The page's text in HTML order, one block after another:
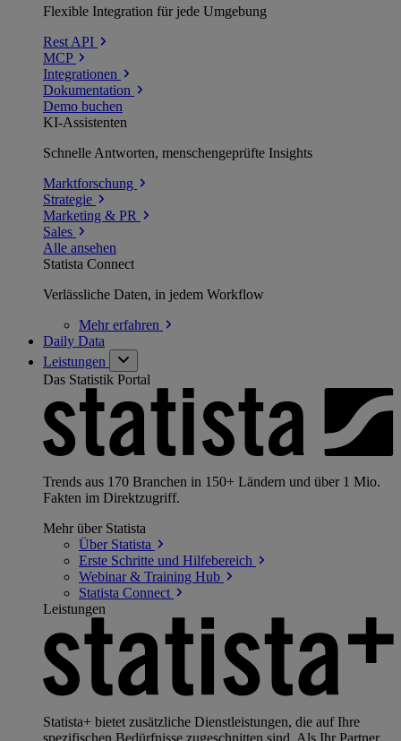
Flexible Integration für jede Umgebung
Rest API
MCP
Integrationen
Dokumentation
Demo buchen
KI-Assistenten
Schnelle Antworten, menschengeprüfte Insights
Marktforschung
Strategie
Marketing & PR
Sales
Alle ansehen
Statista Connect
Verlässliche Daten, in jedem Workflow
Mehrerfahren
Daily Data
Leistungen
Das Statistik Portal
Trends aus 170 Branchen in 150+ Ländern und über 1 Mio.
Fakten im Direktzugriff.
Mehr über Statista
Über Statista
Erste Schritte und Hilfebereich
Webinar & Training Hub
Statista Connect
Leistungen
Statista+ bietet zusätzliche Dienstleistungen, die auf Ihre
spezifischen Bedürfnisse zugeschnitten sind. Als Ihr Partner